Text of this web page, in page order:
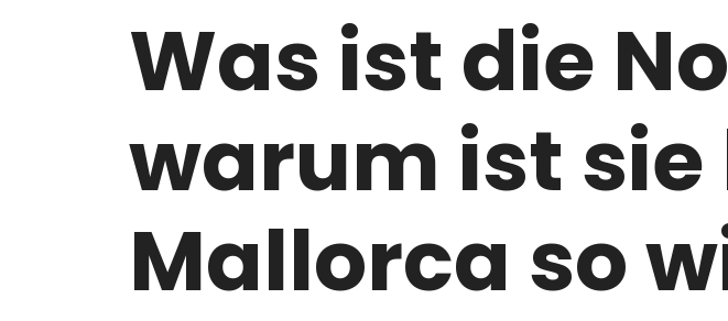
Was ist die
warum ist
Mallorca so